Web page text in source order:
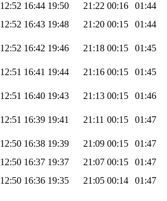
12:52 16:44 19:50 21:22 00:16
01:44
12:52 16:43 19:48 21:20 00:15
01:44
12:52 16:42 19:46 21:18 00:15
01:45
12:51 16:41 19:44 21:16 00:15
01:45
12:51 16:40 19:43 21:13 00:15
01:46
12:51 16:39 19:41 21:11 00:15
01:47
12:50 16:38 19:39 21:09 00:15
01:47
12:50 16:37 19:37 21:07 00:15
01:47
12:50 16:36 19:35 21:05 00:14
01:47